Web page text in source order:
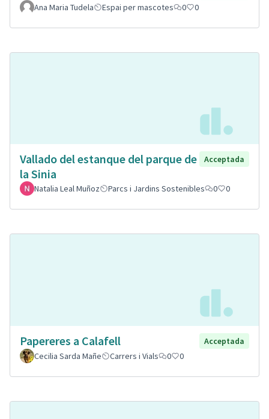
Ana Maria Tudela
Espai per mascotes 0 0
Vallado del estanque del parque de
la Sinia
Acceptada
Natalia Leal Muñoz Parcs i Jardins Sostenibles 0 0
Papereres a Calafell
Acceptada
Cecilia Sarda Mañe
Carrers i Vials 0 0